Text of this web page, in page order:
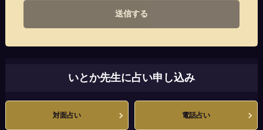
送信する
いとか先生に占い申し込み
対面占い 電話占い